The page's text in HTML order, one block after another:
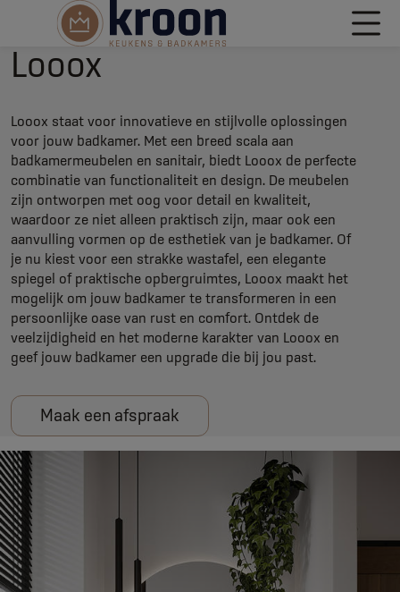
Looox
Looox staat voor innovatieve en stijlvolle oplossingen
voor jouw badkamer. Met een breed scala aan
badkamermeubelen en sanitair, biedt Looox de perfecte
combinatie van functionaliteit en design. De meubelen
zijn ontworpen met oog voor detail en kwaliteit,
waardoor ze niet alleen praktisch zijn, maar ook een
aanvulling vormen op de esthetiek van je badkamer. Of
je nu kiest voor een strakke wastafel, een elegante
spiegel of praktische opbergruimtes, Looox maakt het
mogelijk om jouw badkamer te transformeren in een
persoonlijke oase van rust en comfort. Ontdek de
veelzijdigheid en het moderne karakter van Looox en
geef jouw badkamer een upgrade die bij jou past.
Maak een afspraak